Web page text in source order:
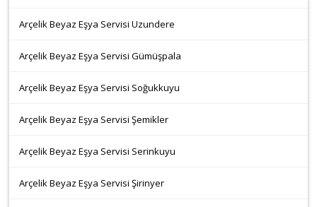
Arçelik Beyaz Eşya Servisi Uzundere
Arçelik Beyaz Eşya Servisi Gümüşpala
Arçelik Beyaz Eşya Servisi Soğukkuyu
Arçelik Beyaz Eşya Servisi Şemikler
Arçelik Beyaz Eşya Servisi Serinkuyu
Arçelik Beyaz Eşya Servisi Şirinyer